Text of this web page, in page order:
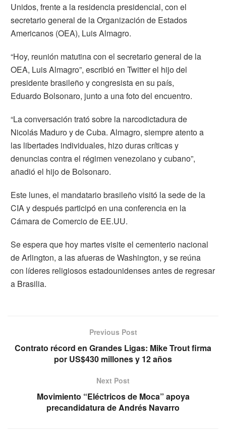
Unidos, frente a la residencia presidencial, con el
secretario general de la Organización de Estados
Americanos (OEA), Luis Almagro.
“Hoy, reunión matutina con el secretario general de la
OEA, Luis Almagro”, escribió en Twitter el hijo del
presidente brasileño y congresista en su país,
Eduardo Bolsonaro, junto a una foto del encuentro.
“La conversación trató sobre la narcodictadura de
Nicolás Maduro y de Cuba. Almagro, siempre atento a
las libertades individuales, hizo duras críticas y
denuncias contra el régimen venezolano y cubano”,
añadió el hijo de Bolsonaro.
Este lunes, el mandatario brasileño visitó la sede de la
CIA y después participó en una conferencia en la
Cámara de Comercio de EE.UU.
Se espera que hoy martes visite el cementerio nacional
de Arlington, a las afueras de Washington, y se reúna
con líderes religiosos estadounidenses antes de regresar
a Brasilia.
Previous Post
Contrato récord en Grandes Ligas: Mike Trout firma
por US$430 millones y 12 años
Next Post
Movimiento “Eléctricos de Moca” apoya
precandidatura de Andrés Navarro